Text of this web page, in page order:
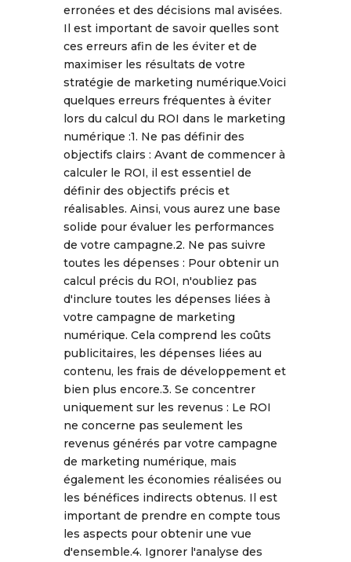
erronées et des décisions mal avisées.
Il est important de savoir quelles sont
ces erreurs afin de les éviter et de
maximiser les résultats de votre
stratégie de marketing numérique.Voici
quelques erreurs fréquentes à éviter
lors du calcul du ROI dans le marketing
numérique :1. Ne pas définir des
objectifs clairs : Avant de commencer à
calculer le ROI, il est essentiel de
définir des objectifs précis et
réalisables. Ainsi, vous aurez une base
solide pour évaluer les performances
de votre campagne.2. Ne pas suivre
toutes les dépenses : Pour obtenir un
calcul précis du ROI, n'oubliez pas
d'inclure toutes les dépenses liées à
votre campagne de marketing
numérique. Cela comprend les coûts
publicitaires, les dépenses liées au
contenu, les frais de développement et
bien plus encore.3. Se concentrer
uniquement sur les revenus : Le ROI
ne concerne pas seulement les
revenus générés par votre campagne
de marketing numérique, mais
également les économies réalisées ou
les bénéfices indirects obtenus. Il est
important de prendre en compte tous
les aspects pour obtenir une vue
d'ensemble.4. Ignorer l'analyse des